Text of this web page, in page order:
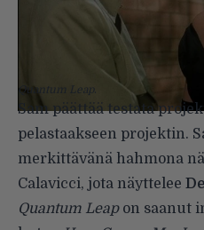
Quantum Leap
Sam päättää testata
pelastaakseen projektin.
merkittävänä hahmona
Calavicci, jota näyttelee
Quantum Leapon saanut